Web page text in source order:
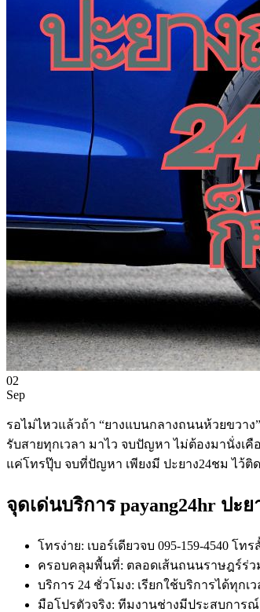
02
Sep
รอไม่ไหวแล้วถ้า “ยางแบนกลางถนนห้วยขวาง
รับสายทุกเวลา มาไว จบปัญหา ไม่ต้องมานั่งเ
แค่โทรปุ๊บ จบที่ปัญหา เพียงมี ปะยาง24ชม ไว้
จุดเด่นบริการ payang24hr ปะ
โทรง่าย: เบอร์เดียวจบ 095-159-4540 โท
ครอบคลุมพื้นที่: ตลอดเส้นถนนราษฎร์ร่
บริการ 24 ชั่วโมง: เรียกใช้บริการได้ทุกเ
มือโปรตัวจริง: ทีมงานช่างมีประสบการ